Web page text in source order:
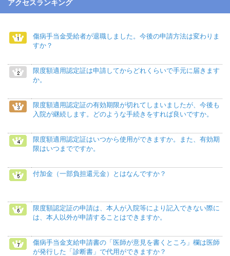
アクセスランキング
傷病手当金受給者が退職しました。今後の申請方法は変わりま
すか？
限度額適用認定証は申請してからどれくらいで手元に届きます
か。
限度額適用認定証の有効期限が切れてしまいましたが、今後も
入院が継続します。どのような手続きをすれば良いですか。
限度額適用認定証はいつから使用ができますか。また、有効期
限はいつまでですか。
付加金（一部負担還元金）とはなんですか？
限度額認定証の申請は、本人が入院等により記入できない際に
は、本人以外が申請することはできますか。
傷病手当金支給申請書の「医師が意見を書くところ」欄は医師
が発行した「診断書」で代用ができますか？